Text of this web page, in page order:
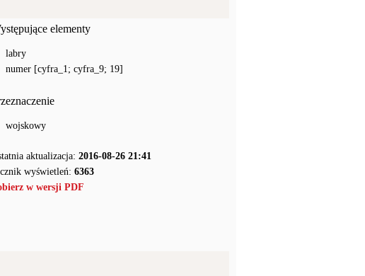
elementy
labry
numer [cyfra_1; cyfra_9; 19]
wojskowy
aktualizacja: 2016-08-26 21:41
wyświetleń: 6363
w wersji PDF